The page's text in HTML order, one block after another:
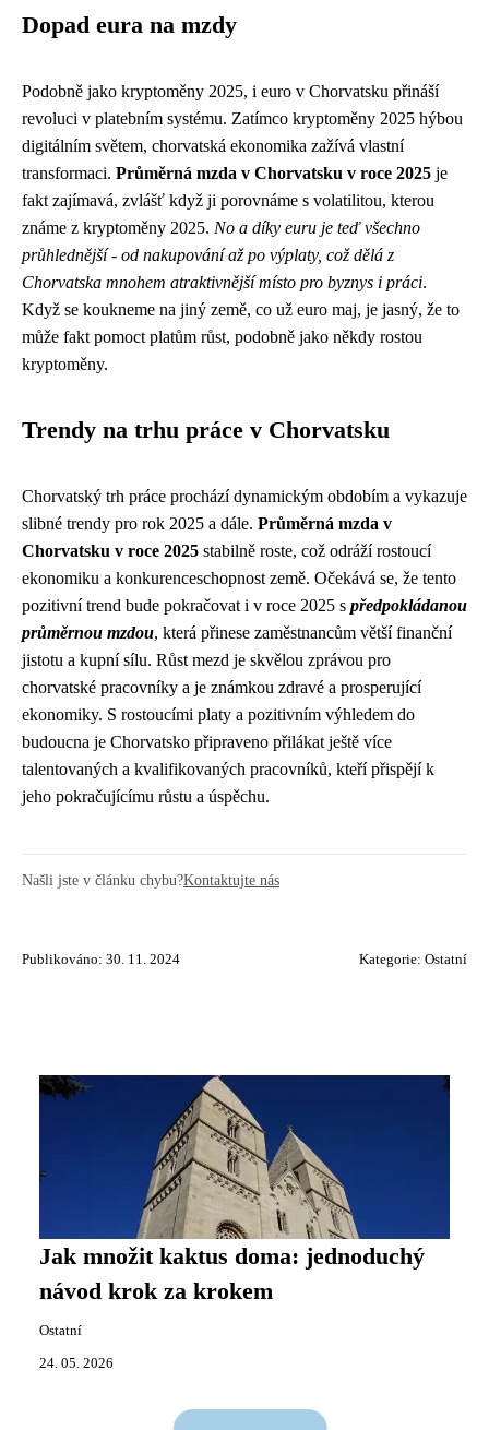
Dopad eura na mzdy
Podobně jako kryptoměny 2025, i euro v Chorvatsku přináší
revoluci v platebním systému. Zatímco kryptoměny 2025 hýbou
digitálním světem, chorvatská ekonomika zažívá vlastní
transformaci. Průměrná mzda v Chorvatsku v roce 2025 je
fakt zajímavá, zvlášť když ji porovnáme s volatilitou, kterou
známe z kryptoměny 2025. No a díky euru je teď všechno
průhlednější - od nakupování až po výplaty, což dělá z
Chorvatska mnohem atraktivnější místo pro byznys i práci.
Když se koukneme na jiný země, co už euro maj, je jasný, že to
může fakt pomoct platům růst, podobně jako někdy rostou
kryptoměny.
Trendy na trhu práce v Chorvatsku
Chorvatský trh práce prochází dynamickým obdobím a vykazuje
slibné trendy pro rok 2025 a dále. Průměrná mzda v
Chorvatsku v roce 2025 stabilně roste, což odráží rostoucí
ekonomiku a konkurenceschopnost země. Očekává se, že tento
pozitivní trend bude pokračovat i v roce 2025 s předpokládanou
průměrnou mzdou, která přinese zaměstnancům větší finanční
jistotu a kupní sílu. Růst mezd je skvělou zprávou pro
chorvatské pracovníky a je známkou zdravé a prosperující
ekonomiky. S rostoucími platy a pozitivním výhledem do
budoucna je Chorvatsko připraveno přilákat ještě více
talentovaných a kvalifikovaných pracovníků, kteří přispějí k
jeho pokračujícímu růstu a úspěchu.
Našli jste v článku chybu?Kontaktujte nás
Publikováno: 30. 11. 2024 Kategorie: Ostatní
Jak množit kaktus doma: jednoduchý
návod krok za krokem
Ostatní
24. 05. 2026